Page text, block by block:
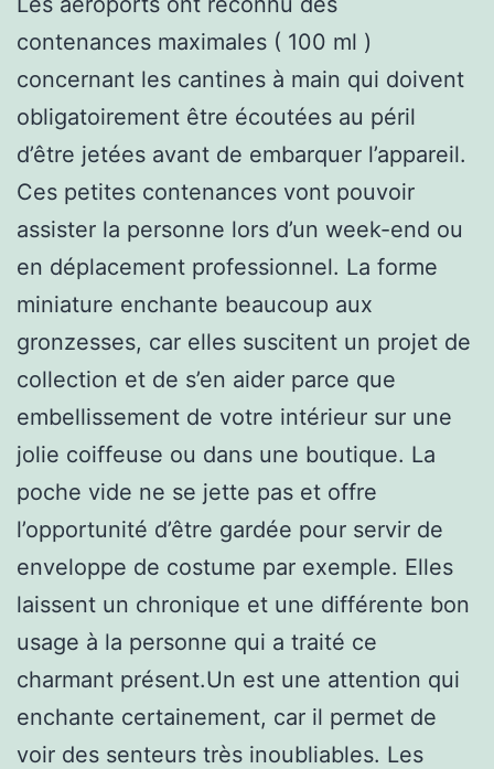
contenances maximales ( 100 ml )
concernant les cantines à main qui doivent
obligatoirement être écoutées au péril
d’être jetées avant de embarquer l’appareil.
Ces petites contenances vont pouvoir
assister la personne lors d’un week-end ou
en déplacement professionnel. La forme
miniature enchante beaucoup aux
gronzesses, car elles suscitent un projet de
collection et de s’en aider parce que
embellissement de votre intérieur sur une
jolie coiffeuse ou dans une boutique. La
poche vide ne se jette pas et offre
l’opportunité d’être gardée pour servir de
enveloppe de costume par exemple. Elles
laissent un chronique et une différente bon
usage à la personne qui a traité ce
charmant présent.Un est une attention qui
enchante certainement, car il permet de
voir des senteurs très inoubliables. Les